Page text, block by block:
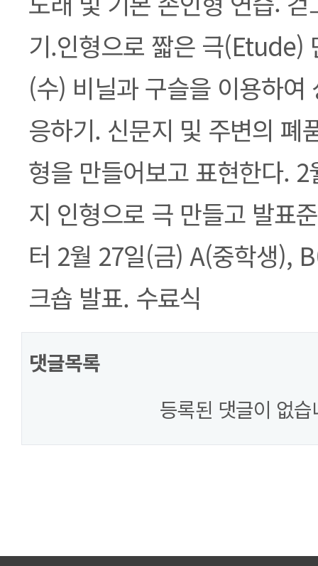
기.인형으로 짧은 극(Etude)
(수) 비닐과 구슬을 이용하여
응하기. 신문지 및 주변의 폐
형을 만들어보고 표현한다.
지 인형으로 극 만들고 발표
터 2월 27일(금) A(중학생),
크숍 발표. 수료식
댓글목록
등록된 댓글이 없습